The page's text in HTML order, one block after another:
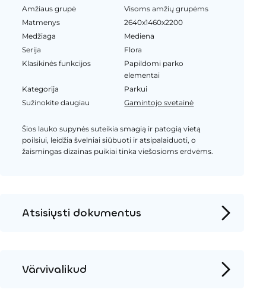
Amžiaus grupė
Visoms amžių grupėms
Matmenys
2640x1460x2200
Medžiaga
Mediena
Serija
Flora
Klasikinės funkcijos
Papildomi parko
elementai
Kategorija
Parkui
Sužinokite daugiau
Gamintojo svetainė
Šios lauko supynės suteikia smagią ir patogią vietą
poilsiui, leidžia švelniai siūbuoti ir atsipalaiduoti, o
žaismingas dizainas puikiai tinka viešosioms erdvėms.
Atsisiųsti dokumentus
Värvivalikud